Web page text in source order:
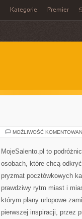
Kategorie Premier
MOŻLIWOŚĆ
MojeSalento.pl to
osobach, które chcą
pryzmat pocztówkowych
prawdziwy rytm miast i
którym plany urlopowe
pierwszej inspiracji, przez